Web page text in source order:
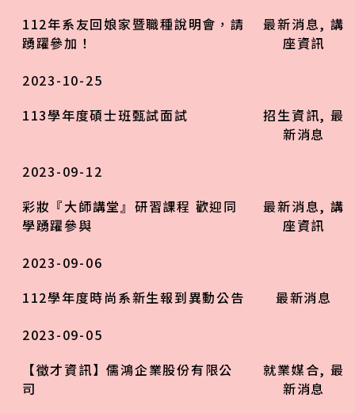
112年系友回娘家暨職種說明會，請
踴躍參加！
最新消息, 講
座資訊
2023-10-25
113學年度碩士班甄試面試
招生資訊, 最
新消息
2023-09-12
彩妝『大師講堂』研習課程 歡迎同
學踴躍參與
最新消息, 講
座資訊
2023-09-06
112學年度時尚系新生報到異動公告
最新消息
2023-09-05
【徵才資訊】儒鴻企業股份有限公
司
就業媒合, 最
新消息